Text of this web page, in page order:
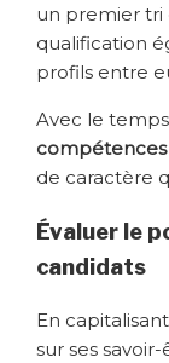
un premier tri
qualification
profils entre
Avec le
de caractère
Évaluer le
candidats
En
sur ses